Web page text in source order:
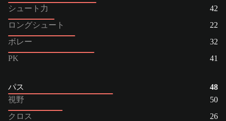
シュート力
42
ロングシュート
22
ボレー
32
PK
41
パス
48
視野
50
クロス
26